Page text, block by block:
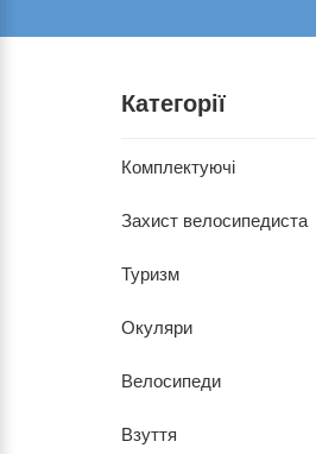
Категорії
Комплектуючі
Захист велосипедиста
Туризм
Окуляри
Велосипеди
Взуття